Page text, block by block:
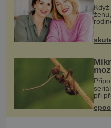
se
se v
při